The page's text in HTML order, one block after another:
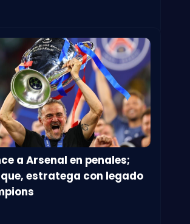
a Arsenal en penales;
estratega con legado